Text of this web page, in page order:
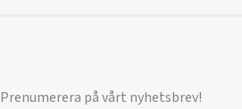
Prenumerera på vårt nyhetsbrev!